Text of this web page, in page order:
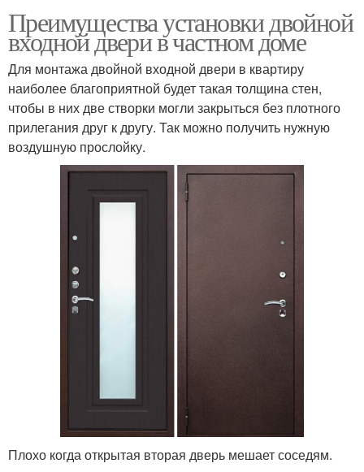
Преимущества установки двойной
входной двери в частном доме
Для монтажа двойной входной двери в квартиру
наиболее благоприятной будет такая толщина стен,
чтобы в них две створки могли закрыться без плотного
прилегания друг к другу. Так можно получить нужную
воздушную прослойку.
Плохо когда открытая вторая дверь мешает соседям.